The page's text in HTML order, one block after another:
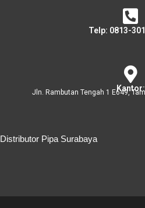
Telp: 0813-
Kantor:
Jln. Rambutan Tengah 1 E649,
Distributor Pipa Surabaya
Advertising Surabaya